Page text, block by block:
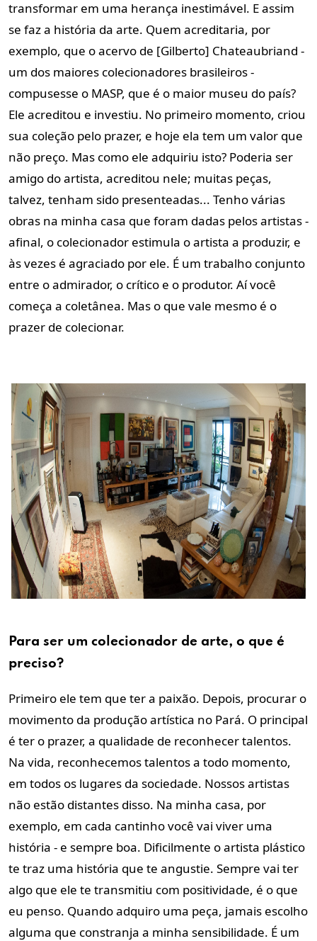
transformar em uma herança inestimável. E assim
se faz a história da arte. Quem acreditaria, por
exemplo, que o acervo de [Gilberto] Chateaubriand -
um dos maiores colecionadores brasileiros -
compusesse o MASP, que é o maior museu do país?
Ele acreditou e investiu. No primeiro momento, criou
sua coleção pelo prazer, e hoje ela tem um valor que
não preço. Mas como ele adquiriu isto? Poderia ser
amigo do artista, acreditou nele; muitas peças,
talvez, tenham sido presenteadas... Tenho várias
obras na minha casa que foram dadas pelos artistas -
afinal, o colecionador estimula o artista a produzir, e
às vezes é agraciado por ele. É um trabalho conjunto
entre o admirador, o crítico e o produtor. Aí você
começa a coletânea. Mas o que vale mesmo é o
prazer de colecionar.
Para ser um colecionador de arte, o que é
preciso?
Primeiro ele tem que ter a paixão. Depois, procurar o
movimento da produção artística no Pará. O principal
é ter o prazer, a qualidade de reconhecer talentos.
Na vida, reconhecemos talentos a todo momento,
em todos os lugares da sociedade. Nossos artistas
não estão distantes disso. Na minha casa, por
exemplo, em cada cantinho você vai viver uma
história - e sempre boa. Dificilmente o artista plástico
te traz uma história que te angustie. Sempre vai ter
algo que ele te transmitiu com positividade, é o que
eu penso. Quando adquiro uma peça, jamais escolho
alguma que constranja a minha sensibilidade. É um